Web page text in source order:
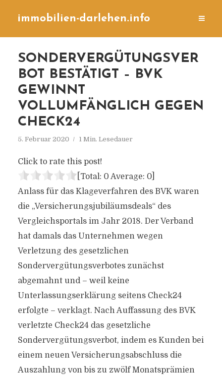
immobilien-darlehen.info
SONDERVERGÜTUNGSVER
BOT BESTÄTIGT – BVK
GEWINNT
VOLLUMFÄNGLICH GEGEN
CHECK24
5. Februar 2020 1 Min. Lesedauer
Click to rate this post!
[Total: 0 Average: 0]
Anlass für das Klageverfahren des BVK waren
die „Versicherungsjubiläumsdeals“ des
Vergleichsportals im Jahr 2018. Der Verband
hat damals das Unternehmen wegen
Verletzung des gesetzlichen
Sondervergütungsverbotes zunächst
abgemahnt und – weil keine
Unterlassungserklärung seitens Check24
erfolgte – verklagt. Nach Auffassung des BVK
verletzte Check24 das gesetzliche
Sondervergütungsverbot, indem es Kunden bei
einem neuen Versicherungsabschluss die
Auszahlung von bis zu zwölf Monatsprämien